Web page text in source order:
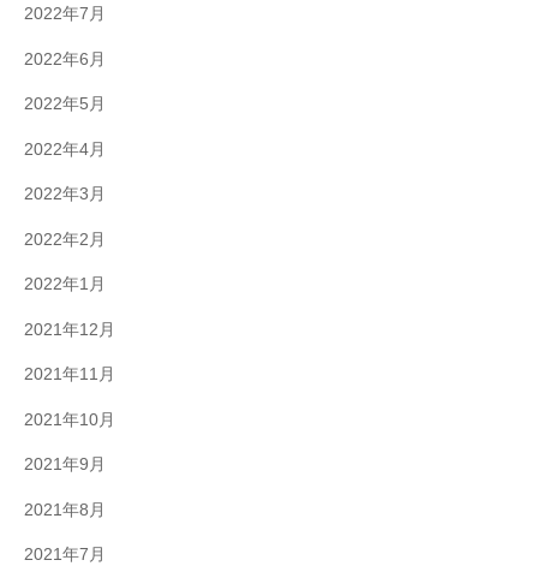
2022年7月
2022年6月
2022年5月
2022年4月
2022年3月
2022年2月
2022年1月
2021年12月
2021年11月
2021年10月
2021年9月
2021年8月
2021年7月